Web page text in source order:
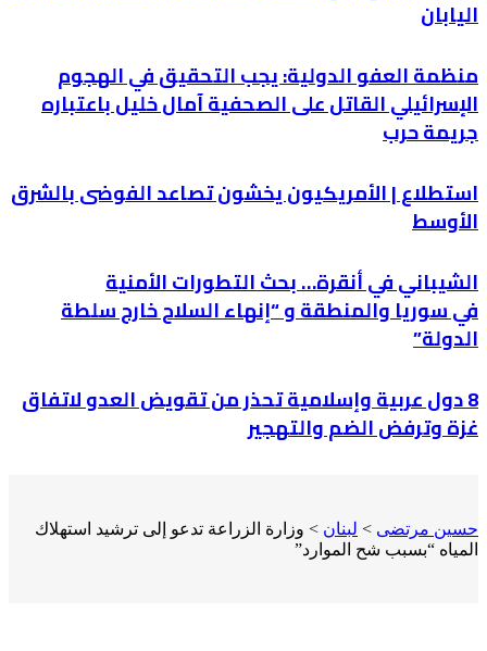
اليابان
منظمة العفو الدولية: يجب التحقيق في الهجوم
الإسرائيلي القاتل على الصحفية آمال خليل باعتباره
جريمة حرب
استطلاع | الأمريكيون يخشون تصاعد الفوضى بالشرق
الأوسط
الشيباني في أنقرة… بحث التطورات الأمنية
في سوريا والمنطقة و “إنهاء السلاح خارج سلطة
الدولة”
8 دول عربية وإسلامية تحذر من تقويض العدو لاتفاق
غزة وترفض الضم والتهجير
حسين مرتضى > لبنان > وزارة الزراعة تدعو إلى ترشيد استهلاك
المياه “بسبب شح الموارد”